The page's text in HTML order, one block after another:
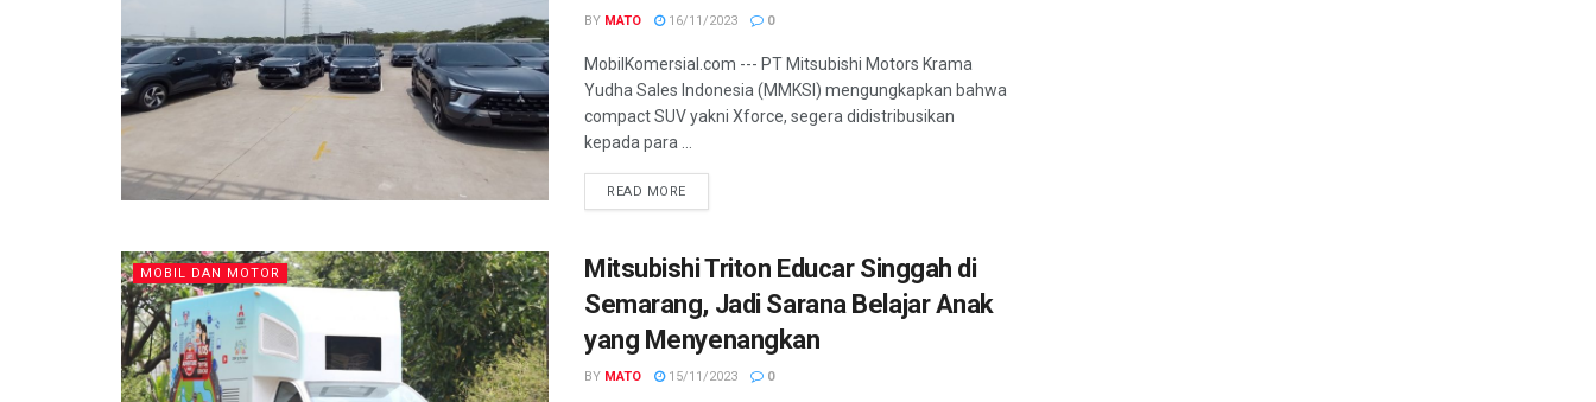
BY MATO 16/11/2023 0
MobilKomersial.com --- PT Mitsubishi Motors Krama
Yudha Sales Indonesia (MMKSI) mengungkapkan bahwa
compact SUV yakni Xforce, segera didistribusikan
kepada para ...
READ MORE
MOBIL DAN MOTOR
Mitsubishi Triton Educar Singgah di
Semarang, Jadi Sarana Belajar Anak
yang Menyenangkan
BY MATO 15/11/2023 0